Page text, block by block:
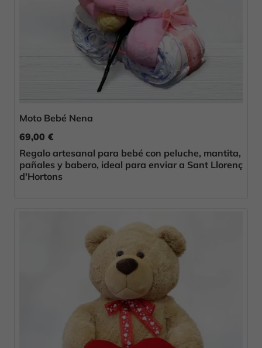
Moto Bebé Nena
69,00 €
Regalo artesanal para bebé con peluche, mantita,
pañales y babero, ideal para enviar a Sant Llorenç
d'Hortons